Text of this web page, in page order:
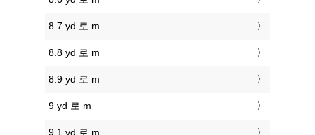
8.7 yd 로 m
8.8 yd 로 m
8.9 yd 로 m
9 yd 로 m
9.1 yd 로 m